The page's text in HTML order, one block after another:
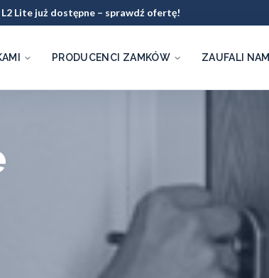
L2 Lite już dostępne – sprawdź ofertę!
PRODUCENCI ZAMKÓW ZAUFALI NAM